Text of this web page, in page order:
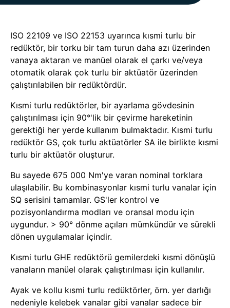
ISO 22109 ve ISO 22153 uyarınca kısmi turlu bir
redüktör, bir torku bir tam turun daha azı üzerinden
vanaya aktaran ve manüel olarak el çarkı ve/veya
otomatik olarak çok turlu bir aktüatör üzerinden
çalıştırılabilen bir redüktördür.
Kısmi turlu redüktörler, bir ayarlama gövdesinin
çalıştırılması için 90°'lik bir çevirme hareketinin
gerektiği her yerde kullanım bulmaktadır. Kısmi turlu
redüktör GS, çok turlu aktüatörler SA ile birlikte kısmi
turlu bir aktüatör oluşturur.
Bu sayede 675 000 Nm'ye varan nominal torklara
ulaşılabilir. Bu kombinasyonlar kısmi turlu vanalar için
SQ serisini tamamlar. GS'ler kontrol ve
pozisyonlandırma modları ve oransal modu için
uygundur. > 90° dönme açıları mümkündür ve sürekli
dönen uygulamalar içindir.
Kısmi turlu GHE redüktörü gemilerdeki kısmi dönüşlü
vanaların manüel olarak çalıştırılması için kullanılır.
Ayak ve kollu kısmi turlu redüktörler, örn. yer darlığı
nedeniyle kelebek vanalar gibi vanalar sadece bir